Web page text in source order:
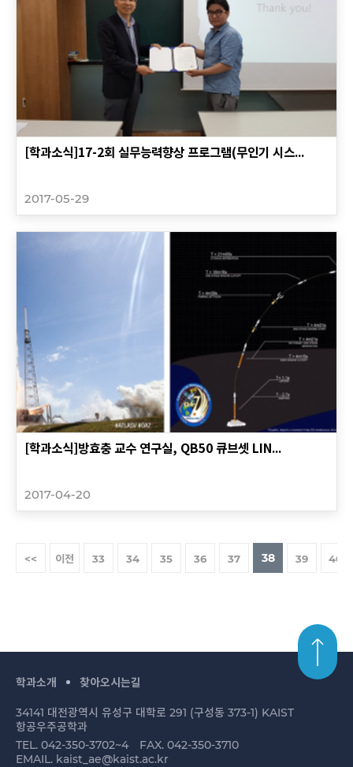
[학과소식]17-2회 실무능력향상 프로그램(무인기 시스...
2017-05-29
[학과소식]방효충 교수 연구실, QB50 큐브셋 LIN...
2017-04-20
<< 이전 33 34 35 36 37 38 39 40
학과소개 찾아오시는길
34141 대전광역시 유성구 대학로 291 (구성동 373-1) KAIST
항공우주공학과
TEL. 042-350-3702~4
FAX. 042-350-3710
EMAIL. kaist_ae@kaist.ac.kr